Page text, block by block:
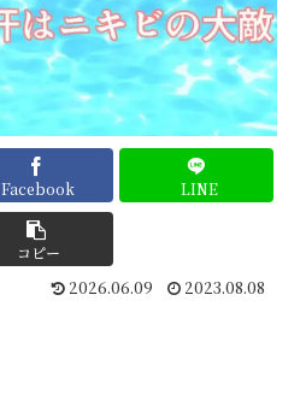
Facebook LINE
コピー
2026.06.09 2023.08.08